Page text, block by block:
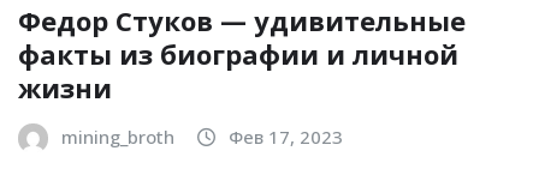
Федор Стуков — удивительные
факты из биографии и личной
жизни
mining_broth Фев 17, 2023